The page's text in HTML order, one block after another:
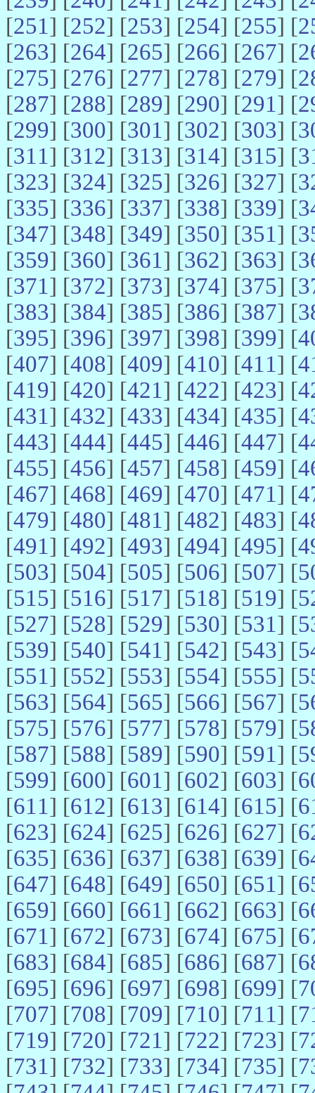
[251] [252] [253] [254] [255] [
[263] [264] [265] [266] [267] [
[275] [276] [277] [278] [279] [
[287] [288] [289] [290] [291] [
[299] [300] [301] [302] [303] [
[311] [312] [313] [314] [315] [
[323] [324] [325] [326] [327] [
[335] [336] [337] [338] [339] [
[347] [348] [349] [350] [351] [
[359] [360] [361] [362] [363] [
[371] [372] [373] [374] [375] [
[383] [384] [385] [386] [387] [
[395] [396] [397] [398] [399] [
[407] [408] [409] [410] [411] [
[419] [420] [421] [422] [423] [
[431] [432] [433] [434] [435] [
[443] [444] [445] [446] [447] [
[455] [456] [457] [458] [459] [
[467] [468] [469] [470] [471] [
[479] [480] [481] [482] [483] [
[491] [492] [493] [494] [495] [
[503] [504] [505] [506] [507] [
[515] [516] [517] [518] [519] [
[527] [528] [529] [530] [531] [
[539] [540] [541] [542] [543] [
[551] [552] [553] [554] [555] [
[563] [564] [565] [566] [567] [
[575] [576] [577] [578] [579] [
[587] [588] [589] [590] [591] [
[599] [600] [601] [602] [603] [
[611] [612] [613] [614] [615] [
[623] [624] [625] [626] [627] [
[635] [636] [637] [638] [639] [
[647] [648] [649] [650] [651] [
[659] [660] [661] [662] [663] [
[671] [672] [673] [674] [675] [
[683] [684] [685] [686] [687] [
[695] [696] [697] [698] [699] [
[707] [708] [709] [710] [711] [
[719] [720] [721] [722] [723] [
[731] [732] [733] [734] [735] [